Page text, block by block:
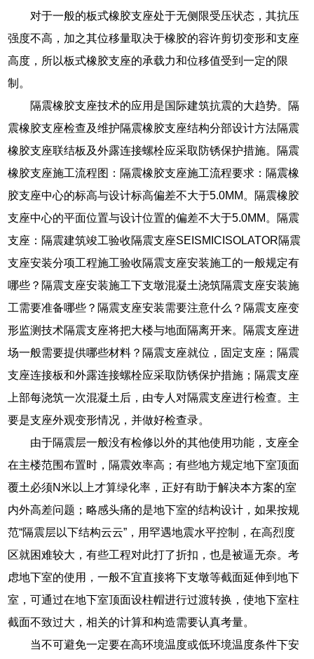
对于一般的板式橡胶支座处于无侧限受压状态，其抗压
强度不高，加之其位移量取决于橡胶的容许剪切变形和支座
高度，所以板式橡胶支座的承载力和位移值受到一定的限
制。
隔震橡胶支座技术的应用是国际建筑抗震的大趋势。隔
震橡胶支座检查及维护隔震橡胶支座结构分部设计方法隔震
橡胶支座联结板及外露连接螺栓应采取防锈保护措施。隔震
橡胶支座施工流程图：隔震橡胶支座施工流程要求：隔震橡
胶支座中心的标高与设计标高偏差不大于5.0MM。隔震橡胶
支座中心的平面位置与设计位置的偏差不大于5.0MM。隔震
支座：隔震建筑竣工验收隔震支座SEISMICISOLATOR隔震
支座安装分项工程施工验收隔震支座安装施工的一般规定有
哪些？隔震支座安装施工下支墩混凝土浇筑隔震支座安装施
工需要准备哪些？隔震支座安装需要注意什么？隔震支座变
形监测技术隔震支座将把大楼与地面隔离开来。隔震支座进
场一般需要提供哪些材料？隔震支座就位，固定支座；隔震
支座连接板和外露连接螺栓应采取防锈保护措施；隔震支座
上部每浇筑一次混凝土后，由专人对隔震支座进行检查。主
要是支座外观变形情况，并做好检查录。
由于隔震层一般没有检修以外的其他使用功能，支座全
在主楼范围布置时，隔震效率高；有些地方规定地下室顶面
覆土必须N米以上才算绿化率，正好有助于解决本方案的室
内外高差问题；略感头痛的是地下室的结构设计，如果按规
范“隔震层以下结构云云”，用罕遇地震水平控制，在高烈度
区就困难较大，有些工程对此打了折扣，也是被逼无奈。考
虑地下室的使用，一般不宜直接将下支墩等截面延伸到地下
室，可通过在地下室顶面设柱帽进行过渡转换，使地下室柱
截面不致过大，相关的计算和构造需要认真考量。
当不可避免一定要在高环境温度或低环境温度条件下安